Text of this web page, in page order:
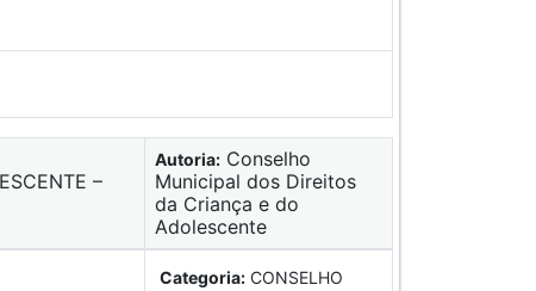
Autoria: Conselho
Municipal dos Direitos
da Criança e do
Adolescente
Categoria: CONSELHO